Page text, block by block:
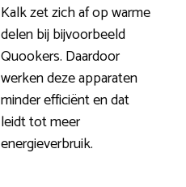
Kalk zet zich af op warme
delen bij bijvoorbeeld
Quookers. Daardoor
werken deze apparaten
minder efficiënt en dat
leidt tot meer
energieverbruik.